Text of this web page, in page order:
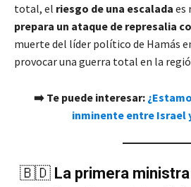
total, el riesgo de una escalada es
prepara un ataque de represalia
muerte del líder político de Hamás
provocar una guerra total en la
➡️ Te puede interesar:
inminente entre Israel
🇧🇩 La primera